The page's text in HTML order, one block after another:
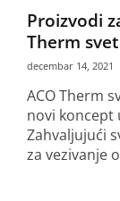
Proizvodi
Therm
decembar 14, 2021
ACO Therm
novi
Zahvaljujući
za vezivanje